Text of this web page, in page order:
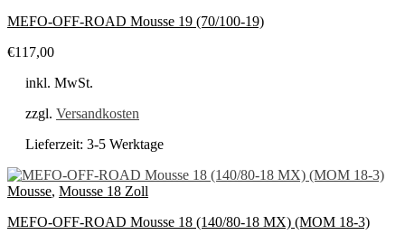
MEFO-OFF-ROAD Mousse 19 (70/100-19)
€117,00
inkl. MwSt.
zzgl. Versandkosten
Lieferzeit: 3-5 Werktage
Mousse, Mousse 18 Zoll
MEFO-OFF-ROAD Mousse 18 (140/80-18 MX) (MOM 18-3)